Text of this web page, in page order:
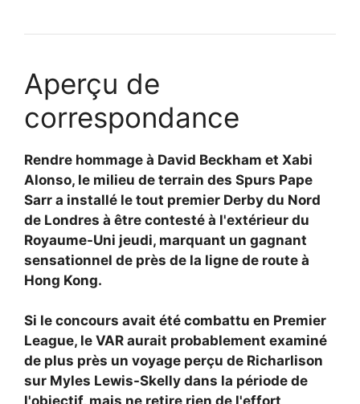
Aperçu de
correspondance
Rendre hommage à David Beckham et Xabi
Alonso, le milieu de terrain des Spurs Pape
Sarr a installé le tout premier Derby du Nord
de Londres à être contesté à l'extérieur du
Royaume-Uni jeudi, marquant un gagnant
sensationnel de près de la ligne de route à
Hong Kong.
Si le concours avait été combattu en Premier
League, le VAR aurait probablement examiné
de plus près un voyage perçu de Richarlison
sur Myles Lewis-Skelly dans la période de